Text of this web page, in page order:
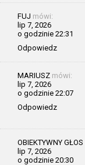
FUJ mówi:
lip 7, 2026
o godzinie 22:31
Odpowiedz
MARIUSZ mówi:
lip 7, 2026
o godzinie 22:07
Odpowiedz
OBIEKTYWNY GŁOS
lip 7, 2026
o godzinie 20:30